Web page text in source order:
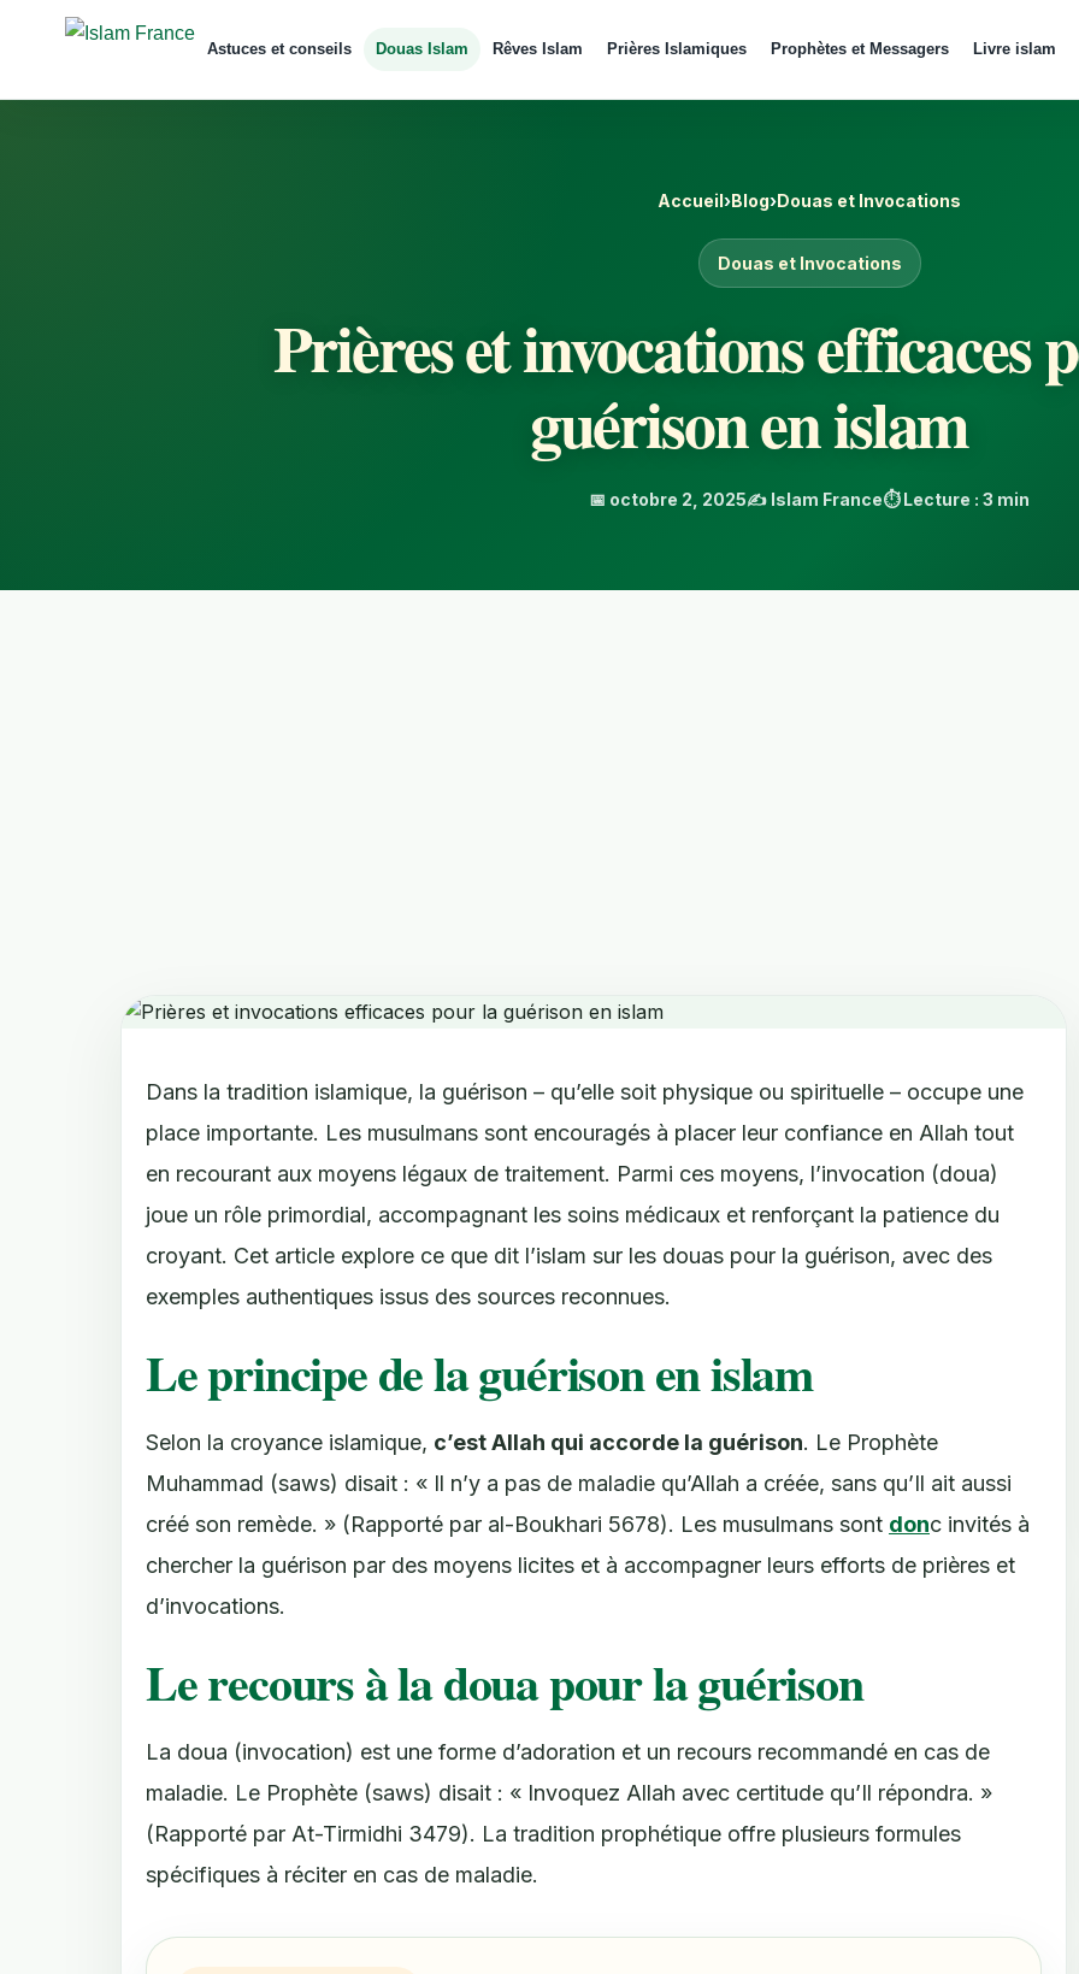
Astuces et conseils Douas Islam Rêves Islam Prières Islamiques Prophètes et Messagers Livre islam
Accueil›Blog›Douas et Invocations
Douas et Invocations
Prières et invocations efficaces
guérison en islam
📅 octobre 2, 2025✍️ Islam France⏱️ Lecture : 3 min
Dans la tradition islamique, la guérison – qu’elle soit physique ou spirituelle – occupe une
place importante. Les musulmans sont encouragés à placer leur confiance en Allah tout
en recourant aux moyens légaux de traitement. Parmi ces moyens, l’invocation (doua)
joue un rôle primordial, accompagnant les soins médicaux et renforçant la patience du
croyant. Cet article explore ce que dit l’islam sur les douas pour la guérison, avec des
exemples authentiques issus des sources reconnues.
Le principe de la guérison en islam
Selon la croyance islamique, c’est Allah qui accorde la guérison. Le Prophète
Muhammad (saws) disait : « Il n’y a pas de maladie qu’Allah a créée, sans qu’Il ait aussi
créé son remède. » (Rapporté par al-Boukhari 5678). Les musulmans sont donc invités à
chercher la guérison par des moyens licites et à accompagner leurs efforts de prières et
d’invocations.
Le recours à la doua pour la guérison
La doua (invocation) est une forme d’adoration et un recours recommandé en cas de
maladie. Le Prophète (saws) disait : « Invoquez Allah avec certitude qu’Il répondra. »
(Rapporté par At-Tirmidhi 3479). La tradition prophétique offre plusieurs formules
spécifiques à réciter en cas de maladie.